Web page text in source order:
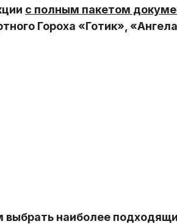
с полным пакетом
Гороха «Готик»,
наиболее